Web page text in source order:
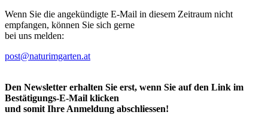
Wenn Sie die angekündigte E-Mail in diesem Zeitraum nicht
empfangen, können Sie sich gerne
bei uns melden:
post@naturimgarten.at
Den Newsletter erhalten Sie erst, wenn Sie auf den Link im
Bestätigungs-E-Mail klicken
und somit Ihre Anmeldung abschliessen!